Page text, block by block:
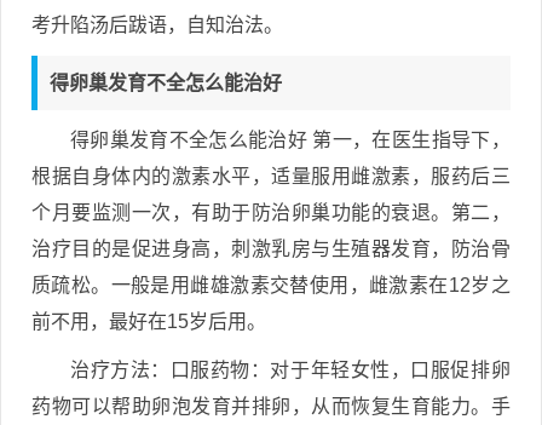
考升陷汤后跋语，自知治法。
得卵巢发育不全怎么能治好
得卵巢发育不全怎么能治好 第一，在医生指导下，
根据自身体内的激素水平，适量服用雌激素，服药后三
个月要监测一次，有助于防治卵巢功能的衰退。第二，
治疗目的是促进身高，刺激乳房与生殖器发育，防治骨
质疏松。一般是用雌雄激素交替使用，雌激素在12岁之
前不用，最好在15岁后用。
治疗方法：口服药物：对于年轻女性，口服促排卵
药物可以帮助卵泡发育并排卵，从而恢复生育能力。手